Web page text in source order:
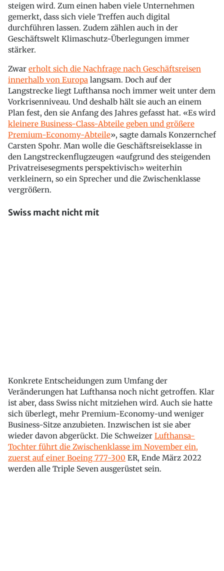
steigen wird. Zum einen haben viele Unternehmen
gemerkt, dass sich viele Treffen auch digital
durchführen lassen. Zudem zählen auch in der
Geschäftswelt Klimaschutz-Überlegungen immer
stärker.
Zwar erholt sich die Nachfrage nach Geschäftsreisen
innerhalb von Europa langsam. Doch auf der
Langstrecke liegt Lufthansa noch immer weit unter dem
Vorkrisenniveau. Und deshalb hält sie auch an einem
Plan fest, den sie Anfang des Jahres gefasst hat. «Es wird
kleinere Business-Class-Abteile geben und größere
Premium-Economy-Abteile», sagte damals Konzernchef
Carsten Spohr. Man wolle die Geschäftsreiseklasse in
den Langstreckenflugzeugen «aufgrund des steigenden
Privatreisesegments perspektivisch» weiterhin
verkleinern, so ein Sprecher und die Zwischenklasse
vergrößern.
Swiss macht nicht mit
Konkrete Entscheidungen zum Umfang der
Veränderungen hat Lufthansa noch nicht getroffen. Klar
ist aber, dass Swiss nicht mitziehen wird. Auch sie hatte
sich überlegt, mehr Premium-Economy-und weniger
Business-Sitze anzubieten. Inzwischen ist sie aber
wieder davon abgerückt. Die Schweizer Lufthansa-
Tochter führt die Zwischenklasse im November ein,
zuerst auf einer Boeing 777-300 ER, Ende März 2022
werden alle Triple Seven ausgerüstet sein.